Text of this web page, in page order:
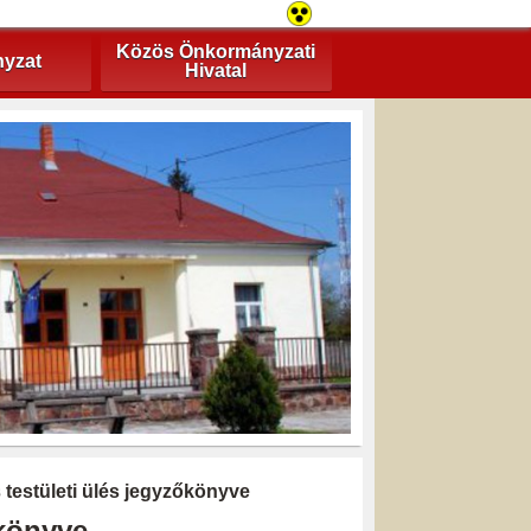
Közös Önkormányzati
Hivatal
testületi ülés jegyzőkönyve